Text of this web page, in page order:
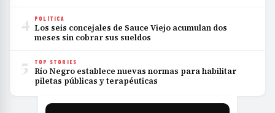
4 POLÍTICA
Los seis concejales de Sauce Viejo acumulan dos
meses sin cobrar sus sueldos
5 TOP STORIES
Río Negro establece nuevas normas para habilitar
piletas públicas y terapéuticas